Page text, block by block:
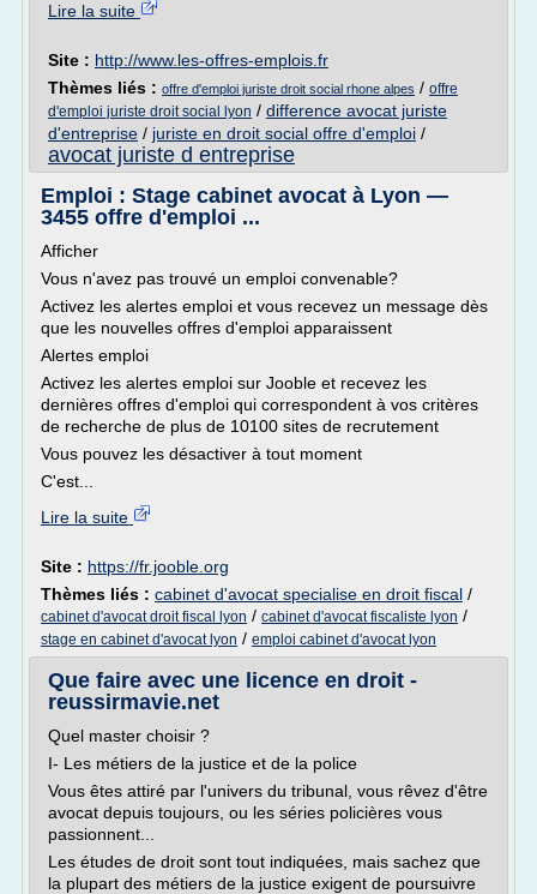
Lire la suite
Site : http://www.les-offres-emplois.fr
Thèmes liés : offre d'emploi juriste droit social rhone alpes / offre
d'emploi juriste droit social lyon / difference avocat juriste
d'entreprise / juriste en droit social offre d'emploi /
avocat juriste d entreprise
Emploi : Stage cabinet avocat à Lyon —
3455 offre d'emploi ...
Afficher
Vous n'avez pas trouvé un emploi convenable?
Activez les alertes emploi et vous recevez un message dès
que les nouvelles offres d'emploi apparaissent
Alertes emploi
Activez les alertes emploi sur Jooble et recevez les
dernières offres d'emploi qui correspondent à vos critères
de recherche de plus de 10100 sites de recrutement
Vous pouvez les désactiver à tout moment
C'est...
Lire la suite
Site : https://fr.jooble.org
Thèmes liés : cabinet d'avocat specialise en droit fiscal /
cabinet d'avocat droit fiscal lyon / cabinet d'avocat fiscaliste lyon /
stage en cabinet d'avocat lyon / emploi cabinet d'avocat lyon
Que faire avec une licence en droit -
reussirmavie.net
Quel master choisir ?
I- Les métiers de la justice et de la police
Vous êtes attiré par l'univers du tribunal, vous rêvez d'être
avocat depuis toujours, ou les séries policières vous
passionnent...
Les études de droit sont tout indiquées, mais sachez que
la plupart des métiers de la justice exigent de poursuivre